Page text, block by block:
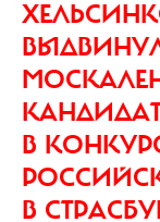
В
В